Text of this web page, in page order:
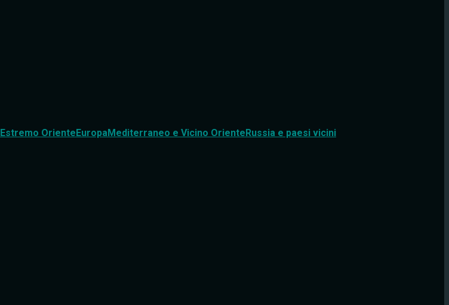
Estremo OrienteEuropaMediterraneo e Vicino OrienteRussia e paesi vicini